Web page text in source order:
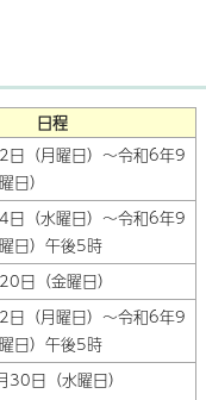
日程
日（月曜日）～令和6年9
日）
日（水曜日）～令和6年9
日）午後5時
日（金曜日）
日（月曜日）～令和6年9
日）午後5時
日（水曜日）